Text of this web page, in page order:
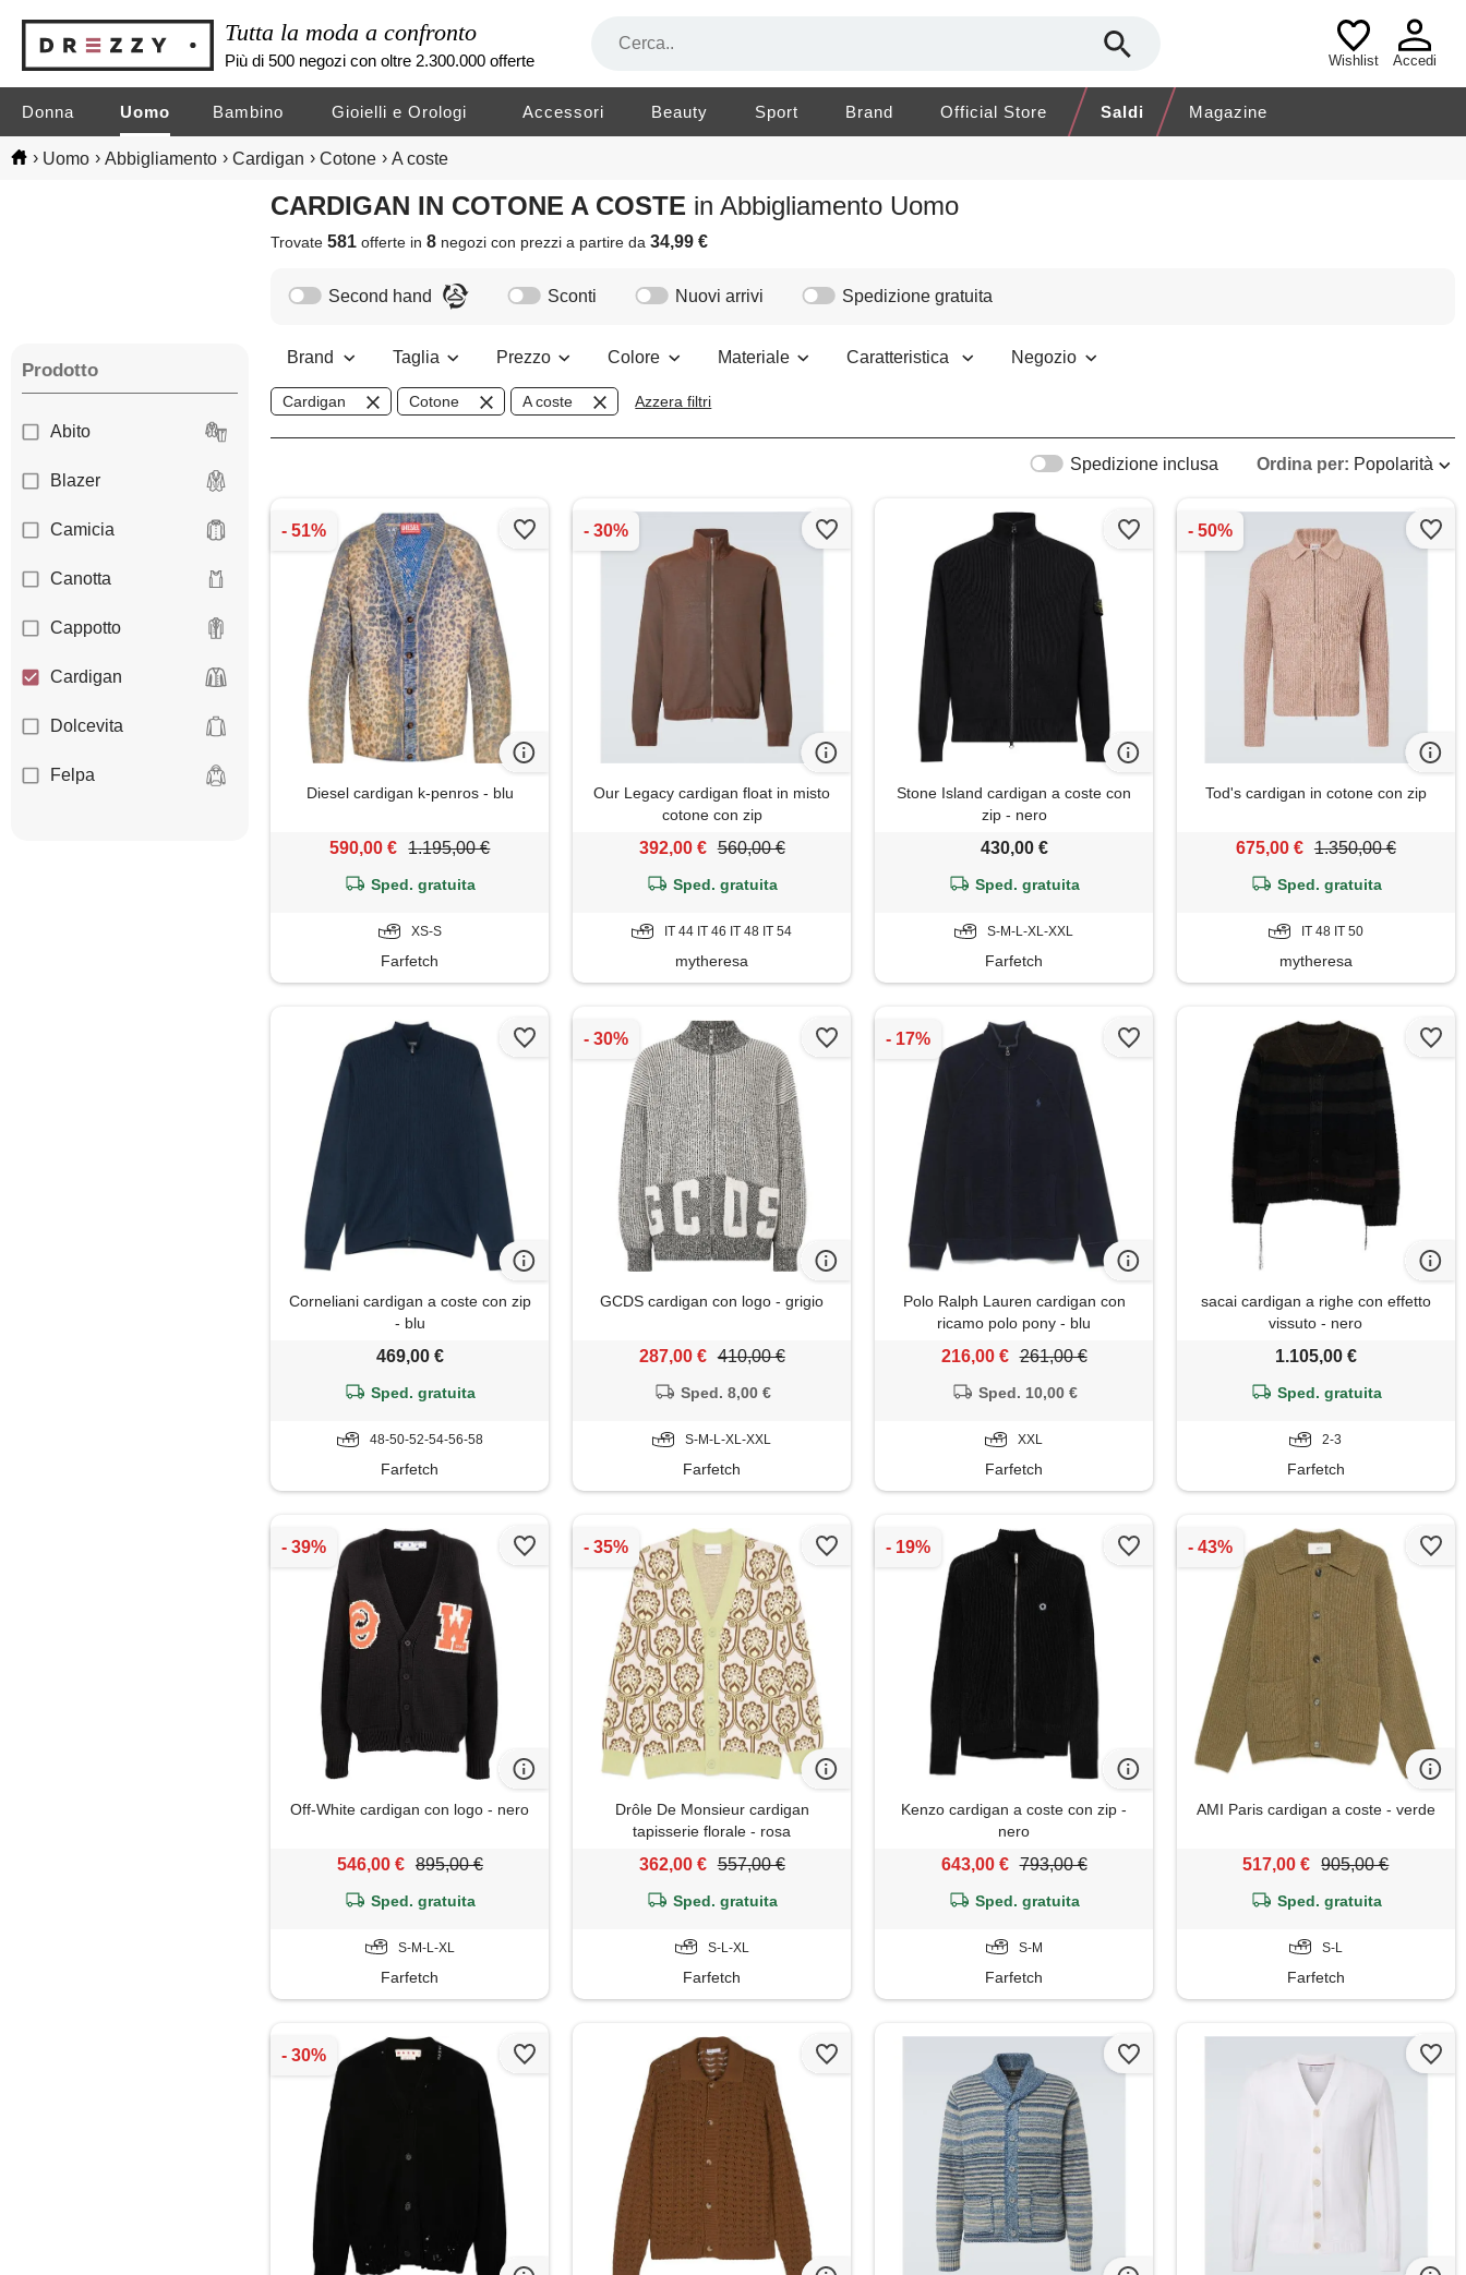
Tutta la moda a confronto
Più di 500 negozi con oltre 2.300.000 offerte Wishlist Accedi
Donna Uomo Bambino Gioielli e Orologi Accessori Beauty Sport Brand Official Store Saldi Magazine
› Uomo › Abbigliamento › Cardigan › Cotone › A coste
CARDIGAN IN COTONE A COSTE in Abbigliamento Uomo
Trovate581 offerte in8 negozicon prezzi a partire da34,99 €
Prodotto
Abito
Blazer
Camicia
Canotta
Cappotto
Cardigan
Dolcevita
Felpa
Second hand Sconti Nuovi arrivi Spedizione gratuita
Brand Taglia Prezzo Colore Materiale Caratteristica Negozio
Cardigan Cotone A coste Azzera filtri
Ordina per: Popolarità
Spedizione inclusa
Diesel cardigan k-penros - blu
590,00 € 1.195,00 €
Sped. gratuita
XS-S
Farfetch
Our Legacy cardigan float in misto
cotone con zip
392,00 € 560,00 €
Sped. gratuita
IT 44 IT 46 IT 48 IT 54
mytheresa
Stone Island cardigan a coste con
zip - nero
430,00 €
Sped. gratuita
S-M-L-XL-XXL
Farfetch
Tod's cardigan in cotone con zip
675,00 € 1.350,00 €
Sped. gratuita
IT 48 IT 50
mytheresa
Corneliani cardigan a coste con zip
- blu
469,00 €
Sped. gratuita
48-50-52-54-56-58
Farfetch
GCDS cardigan con logo - grigio
287,00 € 410,00 €
Sped. 8,00 €
S-M-L-XL-XXL
Farfetch
Polo Ralph Lauren cardigan con
ricamo polo pony - blu
216,00 € 261,00 €
Sped. 10,00 €
XXL
Farfetch
sacai cardigan a righe con effetto
vissuto - nero
1.105,00 €
Sped. gratuita
2-3
Farfetch
Off-White cardigan con logo - nero
546,00 € 895,00 €
Sped. gratuita
S-M-L-XL
Farfetch
Drôle De Monsieur cardigan
tapisserie florale - rosa
362,00 € 557,00 €
Sped. gratuita
S-L-XL
Farfetch
Kenzo cardigan a coste con zip -
nero
643,00 € 793,00 €
Sped. gratuita
S-M
Farfetch
AMI Paris cardigan a coste - verde
517,00 € 905,00 €
Sped. gratuita
S-L
Farfetch